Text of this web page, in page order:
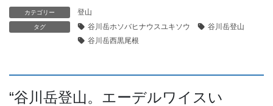
カテゴリー 登山
タグ 谷川岳ホソバヒナウスユキソウ
谷川岳登山
谷川岳西黒尾根
“谷川岳登山。エーデルワイスい